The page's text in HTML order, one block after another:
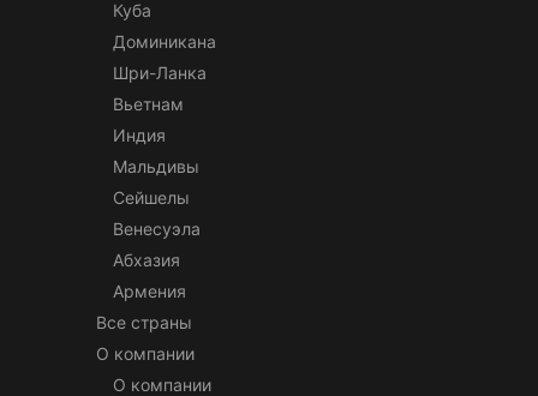
Куба
Доминикана
Шри-Ланка
Вьетнам
Индия
Мальдивы
Сейшелы
Венесуэла
Абхазия
Армения
Все страны
О компании
О компании